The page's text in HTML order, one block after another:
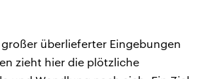
überlieferter Eingebungen
zieht hier die plötzliche